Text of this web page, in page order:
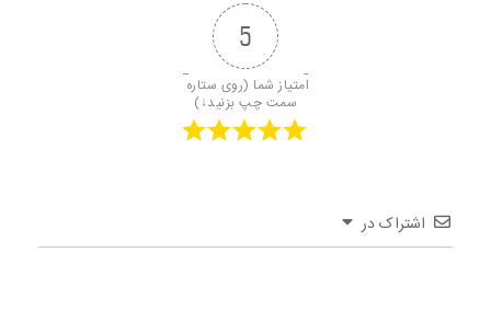
5
امتیاز شما (روی ستاره
سمت چپ بزنید↓)
اشتراک در